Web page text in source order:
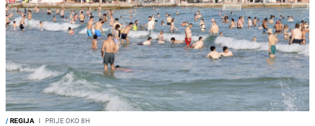
/REGIJA I PRIJE OKO 8H